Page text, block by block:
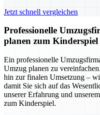
Jetzt schnell vergleichen
Professionelle
planen zum Kinderspiel
Ein professionelle
Umzug planen zu
hin zur finalen Umsetzung –
damit Sie sich auf das
unserer Erfahrung und
zum Kinderspiel.